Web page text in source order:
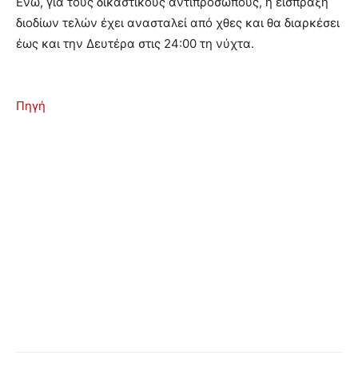
διοδίων τελών έχει ανασταλεί από χθες και θα διαρκέσει
έως και την Δευτέρα στις 24:00 τη νύχτα.
Πηγή